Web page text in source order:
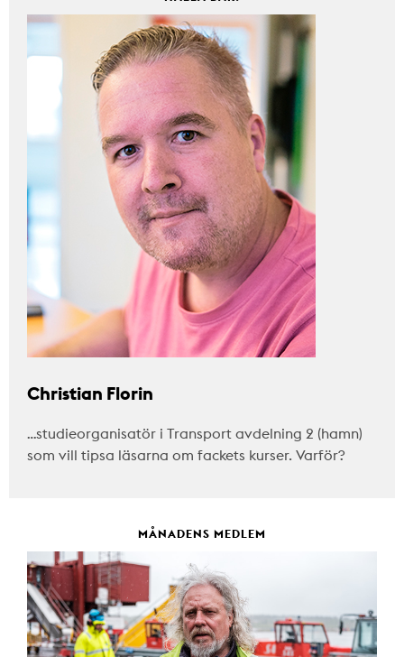
Christian Florin
…studieorganisatör i Transport avdelning 2 (hamn)
som vill tipsa läsarna om fackets kurser. Varför?
MÅNADENS MEDLEM